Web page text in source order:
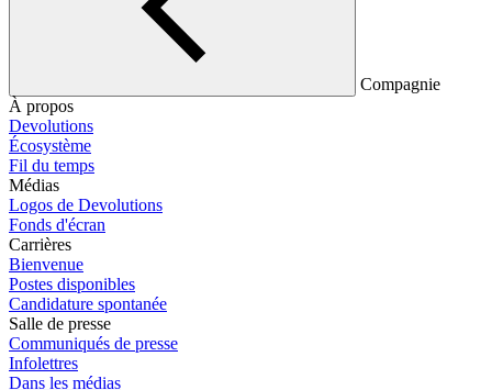
Compagnie
À propos
Devolutions
Écosystème
Fil du temps
Médias
Logos de Devolutions
Fonds d'écran
Carrières
Bienvenue
Postes disponibles
Candidature spontanée
Salle de presse
Communiqués de presse
Infolettres
Dans les médias